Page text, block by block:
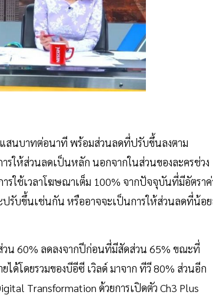
แสนบาทต่อนาที พร้อมส่วนลดที่ปรับขึ้นลงตาม
ให้ส่วนลดเป็นหลัก นอกจากในส่วนของละครช่วง
รใช้เวลาโฆษณาเต็ม 100% จากปัจจุบันที่มีอัตรา
รับขึ้นเช่นกัน หรืออาจจะเป็นการให้ส่วนลดที่น้อย
วน 60% ลดลงจากปีก่อนที่มีสัดส่วน 65% ขณะที่
ด้โดยรวมของบีอีซี เวิลด์ มาจาก ทีวี 80% ส่วนอีก
Transformation ด้วยการเปิดตัว Ch3 Plus